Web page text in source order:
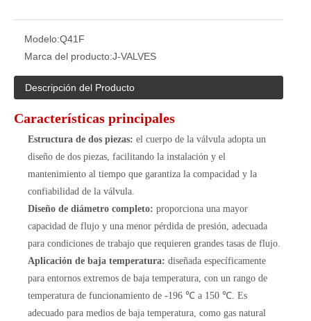
Modelo:Q41F
Marca del producto:J-VALVES
Descripción del Producto
Características principales
Estructura de dos piezas: el cuerpo de la válvula adopta un
diseño de dos piezas, facilitando la instalación y el
mantenimiento al tiempo que garantiza la compacidad y la
confiabilidad de la válvula.
Diseño de diámetro completo: proporciona una mayor
capacidad de flujo y una menor pérdida de presión, adecuada
para condiciones de trabajo que requieren grandes tasas de flujo.
Aplicación de baja temperatura: diseñada específicamente
para entornos extremos de baja temperatura, con un rango de
temperatura de funcionamiento de -196 ℃ a 150 ℃. Es
adecuado para medios de baja temperatura, como gas natural